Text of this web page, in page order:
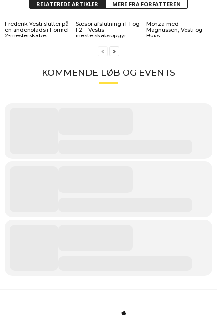
RELATEREDE ARTIKLER MERE FRA FORFATTEREN
Frederik Vesti slutter på
en andenplads i Formel
2-mesterskabet
Sæsonafslutning i F1 og
F2 – Vestis
mesterskabsopgør
Monza med
Magnussen, Vesti og
Buus
KOMMENDE LØB OG EVENTS